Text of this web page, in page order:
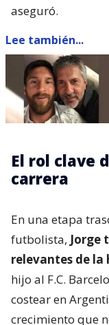
aseguró.
Lee también...
El rol clave
carrera
En una etapa
futbolista, Jorge
relevantes de la
hijo al F.C.
costear en
crecimiento que